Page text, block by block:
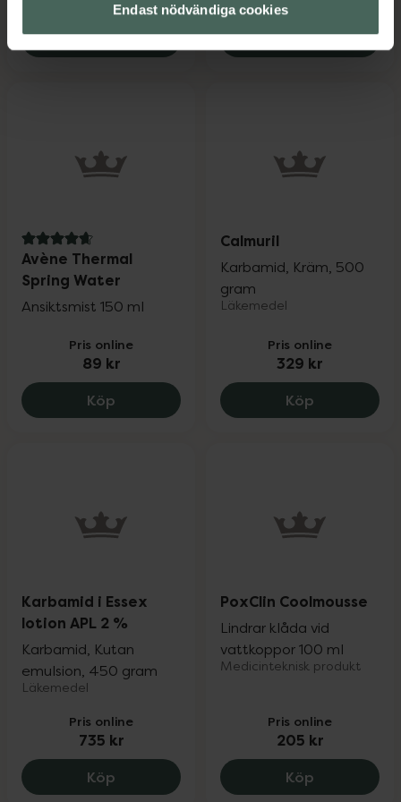
Endast nödvändiga cookies
KöpAveeno Dermexa Daily Emollient Body
KöpSalubrin
4.7 av 5 i omdöme
Avène Thermal
Spring Water
Ansiktsmist 150 ml
Pris online
89 kr
Köp Avène Thermal Spring Water, 89 kr.
Calmuril
Karbamid, Kräm, 500
gram
Läkemedel
Pris online
329 kr
Köp Calmuril,
Karbamid i Essex
lotion APL 2 %
Karbamid, Kutan
emulsion, 450 gram
Läkemedel
Pris online
735 kr
Köp Karbamid i Essex lotion APL 2 %, 735 kr.
PoxClin Coolmousse
Lindrar klåda vid
vattkoppor 100 ml
Medicinteknisk produkt
Pris online
205 kr
Köp PoxClin